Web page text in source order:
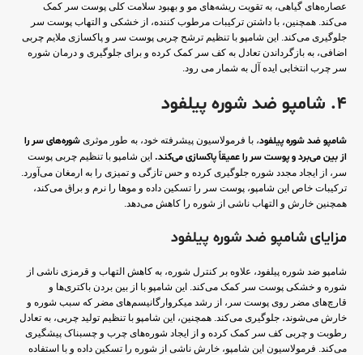
عصاره‌های گیاهی، به تقویت ریشه‌های مو و بهبود سلامت کلی پوست سر کمک
می‌کند. همچنین، با داشتن ترکیبات مرطوب کننده، از خشکی و التهاب پوست سر
جلوگیری می‌کند. این شامپو با تنظیم ترشح چربی پوست سر و پاکسازی ملایم چربی
اضافی، به بازگرداندن تعادل به کف سر کمک کرده و برای جلوگیری و درمان شوره
سر چرب انتخابی ایده آل به شمار می رود.
4. شامپو ضد شوره پیلفود
شامپو ضد شوره پیلفود، با فرمولاسیون پیشرفته خود، به طور موثری شوره‌های سر را
از بین می‌برد و پوست سر را عمیقاً پاکسازی می‌کند. این شامپو با تنظیم چربی پوست
سر، از ایجاد مجدد شوره جلوگیری کرده و حس تازگی و تمیزی را به ارمغان می‌آورد.
ترکیبات خاص این شامپو، پوست سر را تسکین داده و موها را نرم و براق می‌کند،
همچنین خارش و التهاب ناشی از شوره را کاهش می‌دهد.
مزایای شامپو ضد شوره پیلفود
شامپو ضد شوره پیلفود، علاوه بر کنترل شوره، به کاهش التهاب و قرمزی ناشی از
شوره و خشکی پوست سر کمک می‌کند. این شامپو با از بین بردن باکتری‌ها و
قارچ‌های مضر روی پوست سر، از رشد میکروارگانیسم‌های مضر که سبب شوره و
خارش می‌شوند، جلوگیری می‌کند. همچنین، این شامپو با تنظیم تولید چربی، به تعادل
رطوبت و چربی کف سر کمک کرده و از ایجاد شوره‌های چرب و چسبناک پیشگیری
می‌کند. فرمولاسیون این شامپو، خارش ناشی از شوره را تسکین داده و با استفاده